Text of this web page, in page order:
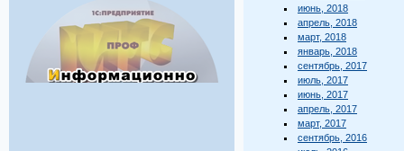
июнь, 2018
апрель, 2018
март, 2018
январь, 2018
сентябрь, 2017
июль, 2017
июнь, 2017
апрель, 2017
март, 2017
сентябрь, 2016